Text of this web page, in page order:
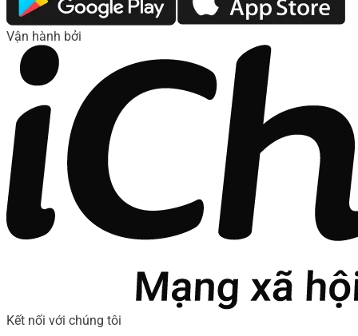
Vận hành bởi
Kết nối với chúng tôi